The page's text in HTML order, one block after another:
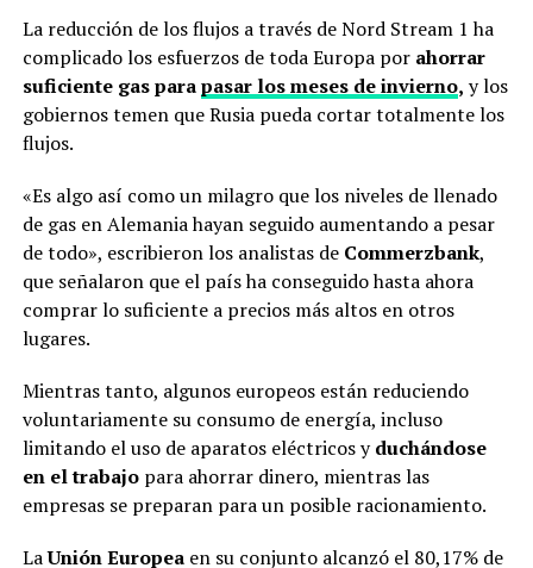
La reducción de los flujos a través de Nord Stream 1 ha
complicado los esfuerzos de toda Europa por ahorrar
suficiente gas parapasar los meses de invierno, y los
gobiernos temen que Rusia pueda cortar totalmente los
flujos.
«Es algo así como un milagro que los niveles de llenado
de gas en Alemania hayan seguido aumentando a pesar
de todo», escribieron los analistas de Commerzbank,
que señalaron que el país ha conseguido hasta ahora
comprar lo suficiente a precios más altos en otros
lugares.
Mientras tanto, algunos europeos están reduciendo
voluntariamente su consumo de energía, incluso
limitando el uso de aparatos eléctricos yduchándose
en el trabajopara ahorrar dinero, mientras las
empresas se preparan para un posible racionamiento.
LaUnión Europeaen su conjunto alcanzó el 80,17% de